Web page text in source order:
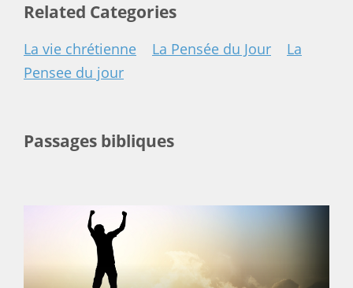
Related Categories
La vie chrétienne La Pensée du Jour
La
Pensee du jour
Passages bibliques